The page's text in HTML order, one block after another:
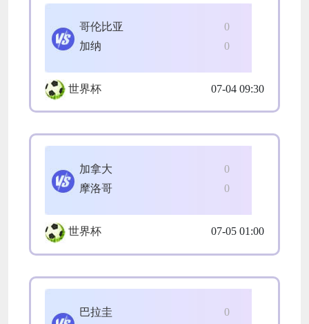
0
哥伦比亚
0
加纳
世界杯 07-04 09:30
0
加拿大
0
摩洛哥
世界杯 07-05 01:00
0
巴拉圭